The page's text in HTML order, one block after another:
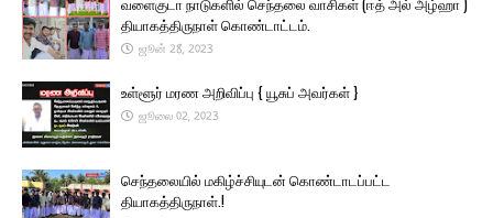
தியாகத்திருநாள் கொண்டாட்டம்.
ஜூன் 28, 2023
உள்ளூர் மரண அறிவிப்பு { யூசுப் அவர்கள் }
ஜூலை 02, 2023
செந்தலையில் மகிழ்ச்சியுடன் கொண்டாடப்பட்ட
தியாகத்திருநாள்.!